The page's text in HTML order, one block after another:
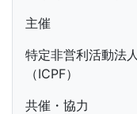
主催
特定非営利活動法
（ICPF）
共催・協力